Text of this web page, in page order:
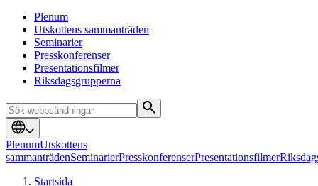
Plenum
Utskottens sammanträden
Seminarier
Presskonferenser
Presentationsfilmer
Riksdagsgrupperna
PlenumUtskottens
sammanträdenSeminarierPresskonferenserPresentationsfilmer
Startsida